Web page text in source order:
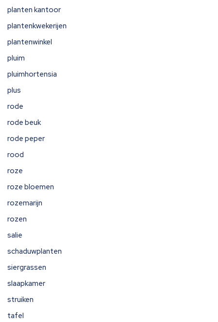
planten kantoor
plantenkwekerijen
plantenwinkel
pluim
pluimhortensia
plus
rode
rode beuk
rode peper
rood
roze
roze bloemen
rozemarijn
rozen
salie
schaduwplanten
siergrassen
slaapkamer
struiken
tafel